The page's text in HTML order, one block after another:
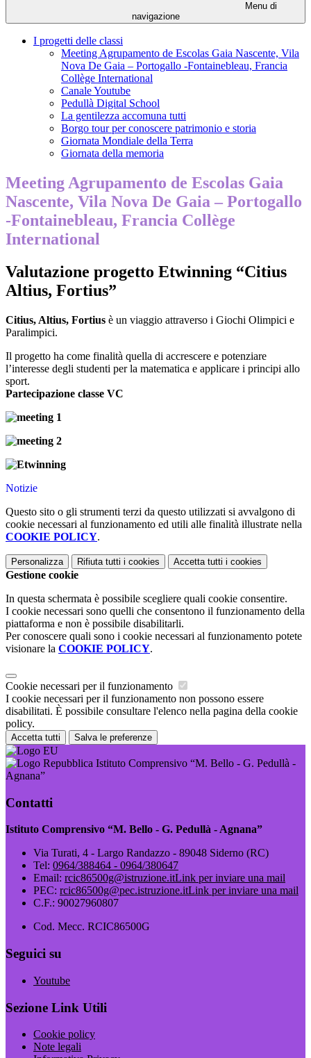
Menu di
navigazione
I progetti delle classi
Meeting Agrupamento de Escolas Gaia Nascente, Vila
Nova De Gaia – Portogallo -Fontainebleau, Francia
Collège International
Canale Youtube
Pedullà Digital School
La gentilezza accomuna tutti
Borgo tour per conoscere patrimonio e storia
Giornata Mondiale della Terra
Giornata della memoria
Meeting Agrupamento de Escolas Gaia
Nascente, Vila Nova De Gaia – Portogallo
-Fontainebleau, Francia Collège
International
Valutazione progetto Etwinning “Citius
Altius, Fortius”
Citius, Altius, Fortius è un viaggio attraverso i Giochi Olimpici e
Paralimpici.
Il progetto ha come finalità quella di accrescere e potenziare
l’interesse degli studenti per la matematica e applicare i principi allo
sport.
Partecipazione classe VC
Notizie
Questo sito o gli strumenti terzi da questo utilizzati si avvalgono di
cookie necessari al funzionamento ed utili alle finalità illustrate nella
COOKIE POLICY.
Personalizza Rifiuta tutti i cookies Accetta tutti i cookies
Gestione cookie
In questa schermata è possibile scegliere quali cookie consentire.
I cookie necessari sono quelli che consentono il funzionamento della
piattaforma e non è possibile disabilitarli.
Per conoscere quali sono i cookie necessari al funzionamento potete
visionare la COOKIE POLICY.
Cookie necessari per il funzionamento
I cookie necessari per il funzionamento non possono essere
disabilitati. È possibile consultare l'elenco nella pagina della cookie
policy.
Accetta tutti Salva le preferenze
Istituto Comprensivo “M. Bello - G. Pedullà -
Agnana”
Contatti
Istituto Comprensivo “M. Bello - G. Pedullà - Agnana”
Via Turati, 4 - Largo Randazzo - 89048 Siderno (RC)
Tel: 0964/388464 - 0964/380647
Email: rcic86500g@istruzione.itLink per inviare una mail
PEC: rcic86500g@pec.istruzione.itLink per inviare una mail
C.F.: 90027960807
Cod. Mecc. RCIC86500G
Seguici su
Youtube
Sezione Link Utili
Cookie policy
Note legali